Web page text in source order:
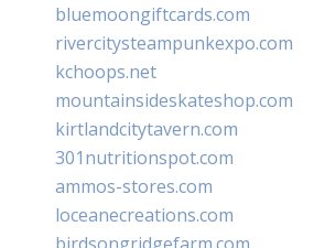
bluemoongiftcards.com
rivercitysteampunkexpo.com
kchoops.net
mountainsideskateshop.com
kirtlandcitytavern.com
301nutritionspot.com
ammos-stores.com
loceanecreations.com